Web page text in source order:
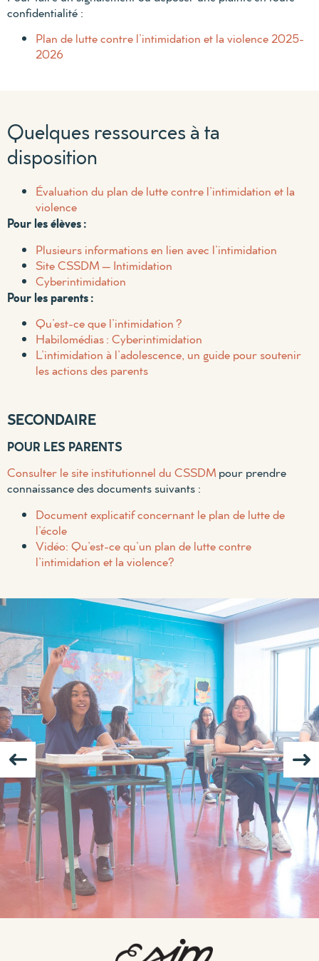
confidentialité :
Plan de lutte contre l’intimidation et la violence 2025-
2026
Quelques ressources à ta
disposition
Évaluation du plan de lutte contre l’intimidation et la
violence
Pour les élèves :
Plusieurs informations en lien avec l’intimidation
Site CSSDM – Intimidation
Cyberintimidation
Pour les parents :
Qu’est-ce que l’intimidation ?
Habilomédias : Cyberintimidation
L’intimidation à l’adolescence, un guide pour soutenir
les actions des parents
SECONDAIRE
POUR LES PARENTS
Consulter le site institutionnel du CSSDM pour prendre
connaissance des documents suivants :
Document explicatif concernant le plan de lutte de
l’école
Vidéo: Qu’est-ce qu’un plan de lutte contre
l’intimidation et la violence?